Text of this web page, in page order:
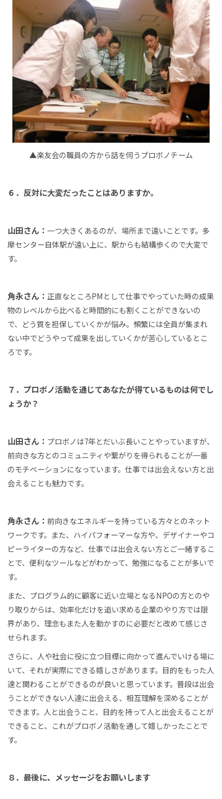
▲楽友会の職員の方から話を伺うプロボノチーム
６．反対に大変だったことはありますか。
山田さん： 一つ大きくあるのが、場所まで遠いことです。多
摩センター自体駅が遠い上に、駅からも結構歩くので大変で
す。
角永さん： 正直なところPMとして仕事でやっていた時の成果
物のレベルから比べると時間的にも割くことができないの
で、どう質を担保していくかが悩み。頻繁には全員が集まれ
ない中でどうやって成果を出していくかが苦心しているとこ
ろです。
７．プロボノ活動を通じてあなたが得ているものは何でし
ょうか？
山田さん： プロボノは7年とだいぶ長いことやっていますが、
前向きな方とのコミュニティや繋がりを得られることが一番
のモチベーションになっています。仕事では出会えない方と出
会えることも魅力です。
角永さん： 前向きなエネルギーを持っている方々とのネット
ワークです。また、ハイパフォーマーな方や、デザイナーやコ
ピーライターの方など、仕事では出会えない方とご一緒するこ
とで、便利なツールなどがわかって、勉強になることが多いで
す。
また、プログラム的に顧客に近い立場となるNPOの方とのや
り取りからは、効率化だけを追い求める企業のやり方では限
界があり、理念もまた人を動かすのに必要だと改めて感じさ
せられます。
さらに、人や社会に役に立つ目標に向かって進んでいける場に
いて、それが実際にできる嬉しさがあります。目的をもった人
達と関わることができるのが良いと思っています。普段は出会
うことができない人達に出会える、相互理解を深めることが
できます。人と出会うこと、目的を持って人と出会えることが
できること、これがプロボノ活動を通して嬉しかったことで
す。
８．最後に、メッセージをお願いします